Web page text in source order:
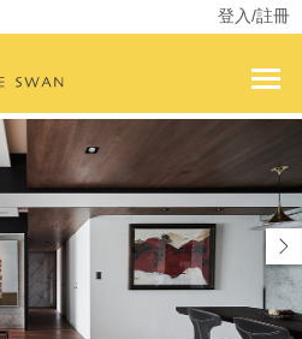
登入/註冊